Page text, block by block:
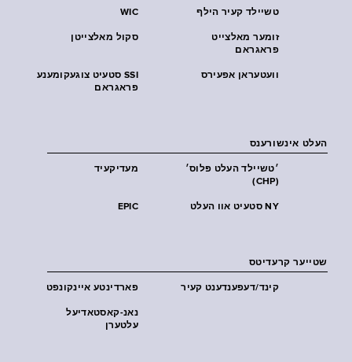
WIC טשיילד קעיר הילף
סקול מאלצייטן
זומער מאלצייט
פראגראם
SSI סטעיט צוגעקומענע
פראגראם
וועטעראן אפעירס
העלט אינשורענס
מעדיקעיד
׳טשיילד העלט פּלוס׳
(CHP)
EPIC NY סטעיט אוו העלט
שטייער קרעדיטס
פארדינטע איינקונפט קינד/דעפענדענט קעיר
נאנ-קאסטאדיעל
עלטערן